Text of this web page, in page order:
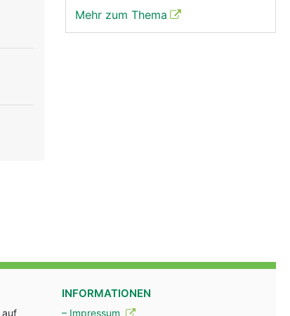
Mehr zum Thema
auf
INFORMATIONEN
– Impressum